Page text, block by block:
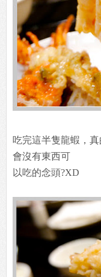
吃完這半隻龍蝦，
會沒有東西可
以吃的念頭?XD